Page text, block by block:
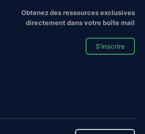
Obtenez des ressources exclusives
directement dans votre boîte mail
S'inscrire